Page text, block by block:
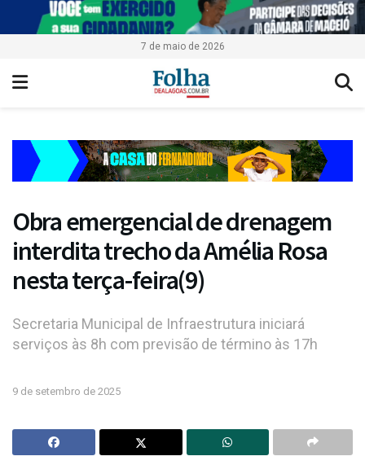
7 de maio de 2026
Obra emergencial de drenagem
interdita trecho da Amélia Rosa
nesta terça-feira(9)
Secretaria Municipal de Infraestrutura iniciará
serviços às 8h com previsão de término às 17h
9 de setembro de 2025